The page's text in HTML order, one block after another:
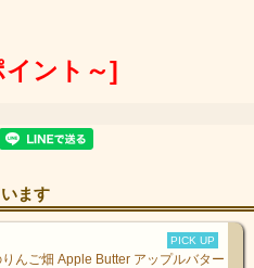
ント～]
ます
PICK UP
んご畑 Apple Butter アップルバター